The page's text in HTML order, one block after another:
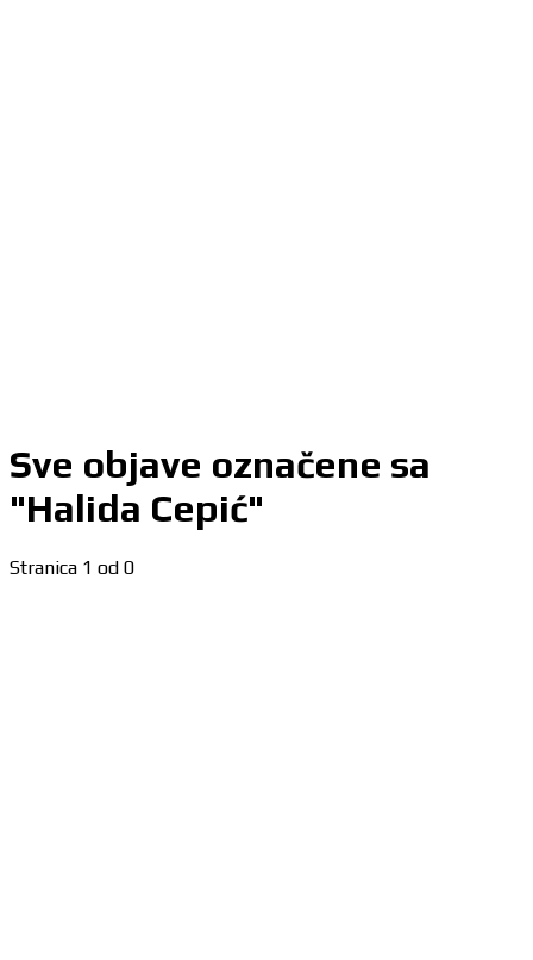
Sve objave označene sa
"Halida Cepić"
Stranica 1 od 0